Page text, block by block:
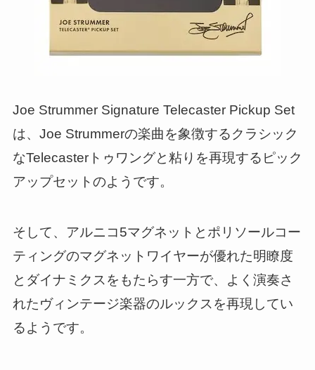
Joe Strummer Signature Telecaster Pickup Set
は、Joe Strummerの楽曲を象徴するクラシック
なTelecasterトゥワングと粘りを再現するピック
アップセットのようです。
そして、アルニコ5マグネットとポリソールコー
ティングのマグネットワイヤーが優れた明瞭度
とダイナミクスをもたらす一方で、よく演奏さ
れたヴィンテージ楽器のルックスを再現してい
るようです。